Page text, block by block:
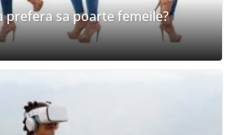
prefera sa poarte femeile?